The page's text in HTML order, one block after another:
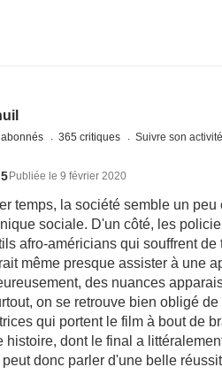
365 critiques Suivre son activité
Publiée le 9 février 2020
temps, la société semble un
sociale. D'un côté, les
afro-américians qui souffrent
même presque assister à une
des nuances
on se retrouve bien obligé
qui portent le film à bout de
histoire, dont le final a
peut donc parler d'une belle